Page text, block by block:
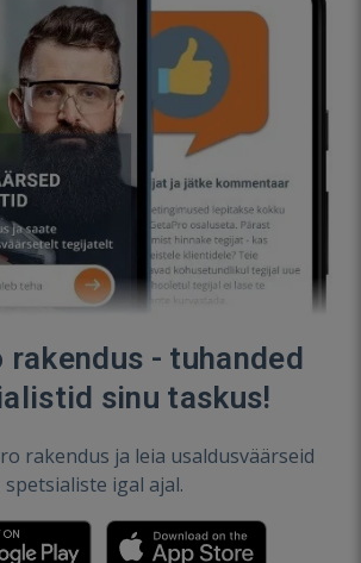
rakendus - tuhanded
sinu taskus!
rakendus ja leia usaldusväärseid
spetsialiste igal ajal.